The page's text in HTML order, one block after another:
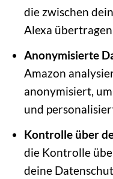
die zwischen
Alexa
Anonymisierte
Amazon
anonymisiert,
und
Kontrolle über
die Kontrolle
deine